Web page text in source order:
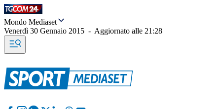
Mondo Mediaset
Venerdì 30 Gennaio 2015 - Aggiornato alle 21:28